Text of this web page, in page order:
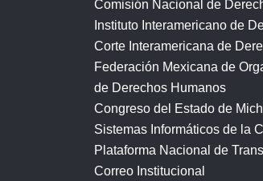
Comisión Nacional de
Instituto Interamericano de
Corte Interamericana de
Federación Mexicana de
de Derechos Humanos
Congreso del Estado de
Sistemas Informáticos de la
Plataforma Nacional de
Correo Institucional